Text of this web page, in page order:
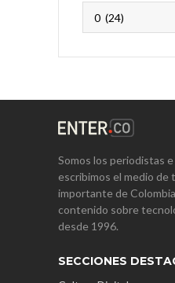
Somos los periodistas
escribimos el medio de
importante de
contenido sobre
desde 1996.
SECCIONES